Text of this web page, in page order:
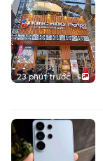
23 phút trước 5